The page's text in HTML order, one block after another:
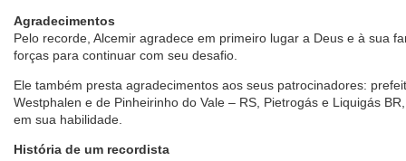
Agradecimentos
Pelo recorde, Alcemir agradece em primeiro lugar a Deus e à sua
forças para continuar com seu desafio.
Ele também presta agradecimentos aos seus patrocinadores:
Westphalen e de Pinheirinho do Vale – RS, Pietrogás e Liquigás
em sua habilidade.
História de um recordista